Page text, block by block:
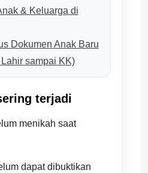
& Keluarga di
Dokumen Anak Baru
sampai KK)
terjadi
menikah saat
dapat dibuktikan